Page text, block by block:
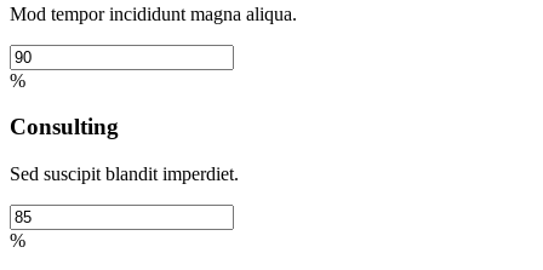
Mod tempor incididunt magna aliqua.
%
Consulting
Sed suscipit blandit imperdiet.
%